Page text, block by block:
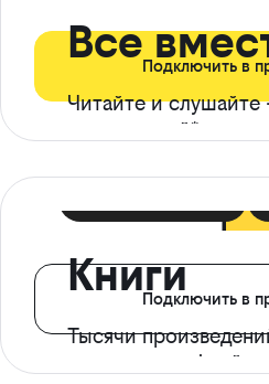
Все
Читайте и
ограничений*
Подключить в
Книги
Тысячи
с доступом офлайн
Подключить в